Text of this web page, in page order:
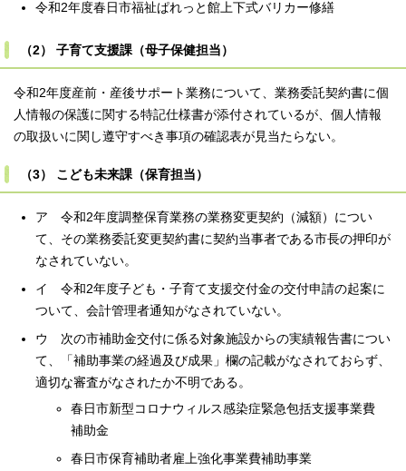
令和2年度春日市福祉ぱれっと館上下式バリカー修繕
（2） 子育て支援課（母子保健担当）
令和2年度産前・産後サポート業務について、業務委託契約書に個
人情報の保護に関する特記仕様書が添付されているが、個人情報
の取扱いに関し遵守すべき事項の確認表が見当たらない。
（3） こども未来課（保育担当）
ア 令和2年度調整保育業務の業務変更契約（減額）につい
て、その業務委託変更契約書に契約当事者である市長の押印が
なされていない。
イ 令和2年度子ども・子育て支援交付金の交付申請の起案に
ついて、会計管理者通知がなされていない。
ウ 次の市補助金交付に係る対象施設からの実績報告書につい
て、「補助事業の経過及び成果」欄の記載がなされておらず、
適切な審査がなされたか不明である。
春日市新型コロナウィルス感染症緊急包括支援事業費
補助金
春日市保育補助者雇上強化事業費補助事業